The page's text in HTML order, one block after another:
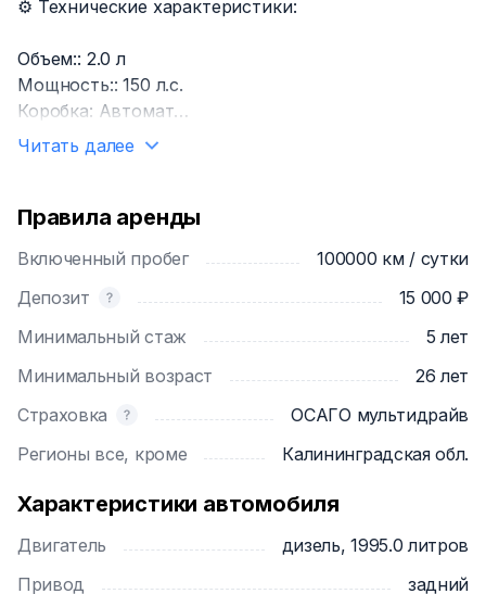
⚙️ Технические характеристики:
Объем:: 2.0 л
Мощность:: 150 л.с.
Коробка: Автомат
Тип двигателя: Дизель
💎Преимущества для вас:
Многообразие автопарка;
База более 50 тысяч клиентов;
15 лет успешной работы;
Круглосуточное сопровождение;
Сдача машины в другом городе;
Гарантия приватности.
Читать далее
Правила аренды
Включенный пробег
100000 км / сутки
Депозит
15 000 ₽
Минимальный стаж
5 лет
Минимальный возраст
26 лет
Страховка
ОСАГО мультидрайв
Регионы все, кроме
Калининградская обл.
Характеристики автомобиля
Двигатель
дизель, 1995.0 литров
Привод
задний